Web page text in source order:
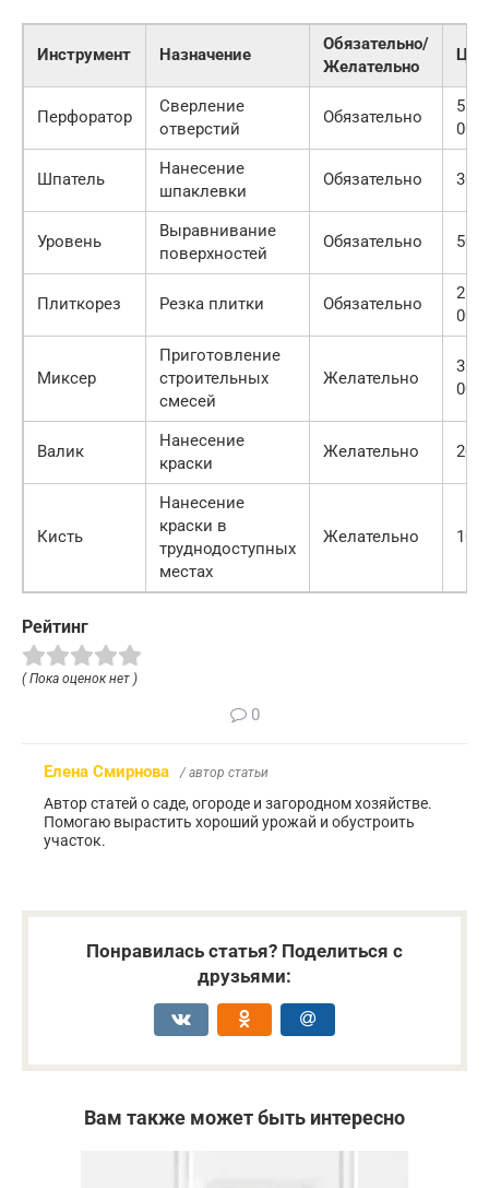
Инструмент Назначение
Обязательно/
Желательно
Перфоратор
Сверление
отверстий
Обязательно
5
000
Шпатель
Нанесение
шпаклевки
Обязательно 300
Уровень
Выравнивание
поверхностей
Обязательно 500
Плиткорез Резка плитки Обязательно
2
000
Миксер
Приготовление
строительных
смесей
Желательно
3
000
Валик
Нанесение
краски
Желательно 200
Кисть
Нанесение
краски в
труднодоступных
местах
Желательно 100
Рейтинг
( Пока оценок нет )
0
Елена Смирнова / автор статьи
Автор статей о саде, огороде и загородном хозяйстве.
Помогаю вырастить хороший урожай и обустроить
участок.
Понравилась статья? Поделиться с
друзьями:
Вам также может быть интересно